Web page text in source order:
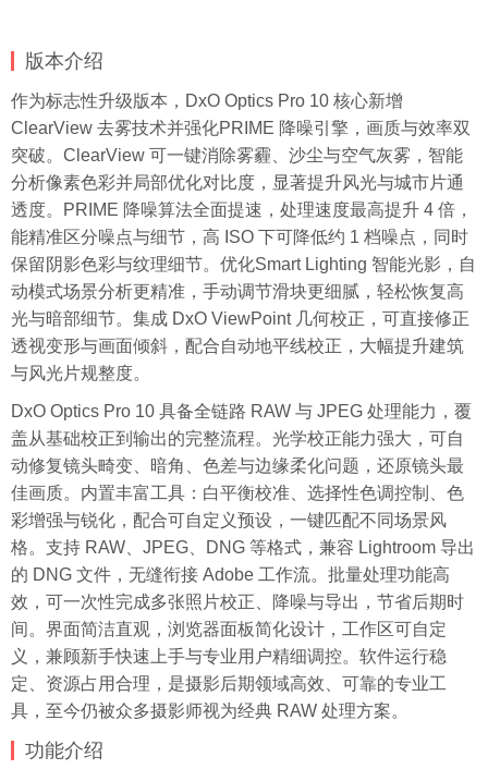
版本介绍
作为标志性升级版本，DxO Optics Pro 10 核心新增
ClearView 去雾技术并强化PRIME 降噪引擎，画质与效率双
突破。ClearView 可一键消除雾霾、沙尘与空气灰雾，智能
分析像素色彩并局部优化对比度，显著提升风光与城市片通
透度。PRIME 降噪算法全面提速，处理速度最高提升 4 倍，
能精准区分噪点与细节，高 ISO 下可降低约 1 档噪点，同时
保留阴影色彩与纹理细节。优化Smart Lighting 智能光影，自
动模式场景分析更精准，手动调节滑块更细腻，轻松恢复高
光与暗部细节。集成 DxO ViewPoint 几何校正，可直接修正
透视变形与画面倾斜，配合自动地平线校正，大幅提升建筑
与风光片规整度。
DxO Optics Pro 10 具备全链路 RAW 与 JPEG 处理能力，覆
盖从基础校正到输出的完整流程。光学校正能力强大，可自
动修复镜头畸变、暗角、色差与边缘柔化问题，还原镜头最
佳画质。内置丰富工具：白平衡校准、选择性色调控制、色
彩增强与锐化，配合可自定义预设，一键匹配不同场景风
格。支持 RAW、JPEG、DNG 等格式，兼容 Lightroom 导出
的 DNG 文件，无缝衔接 Adobe 工作流。批量处理功能高
效，可一次性完成多张照片校正、降噪与导出，节省后期时
间。界面简洁直观，浏览器面板简化设计，工作区可自定
义，兼顾新手快速上手与专业用户精细调控。软件运行稳
定、资源占用合理，是摄影后期领域高效、可靠的专业工
具，至今仍被众多摄影师视为经典 RAW 处理方案。
功能介绍